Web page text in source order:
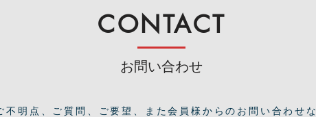
CONTACT
お問い合わせ
不明点、ご質問、ご要望、また会員様からのお問い合わせ